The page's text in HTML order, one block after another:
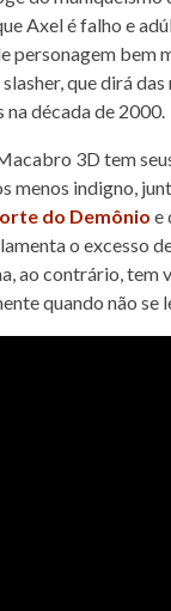
Axel é falho e
personagem bem
que dirá das
década de 2000.
3D tem
menos indigno,
do Demônio e
o excesso
ao contrário, tem
quando não se